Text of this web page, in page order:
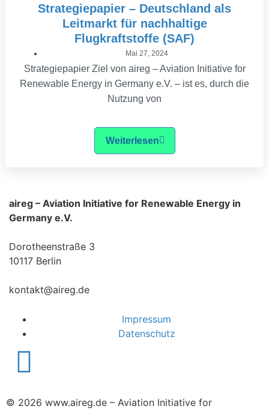
Strategiepapier – Deutschland als
Leitmarkt für nachhaltige
Flugkraftstoffe (SAF)
Mai 27, 2024
Strategiepapier Ziel von aireg – Aviation Initiative for
Renewable Energy in Germany e.V. – ist es, durch die
Nutzung von
Weiterlesen
aireg – Aviation Initiative for Renewable Energy in
Germany e.V.
Dorotheenstraße 3
10117 Berlin
kontakt@aireg.de
Impressum
Datenschutz
© 2026 www.aireg.de – Aviation Initiative for